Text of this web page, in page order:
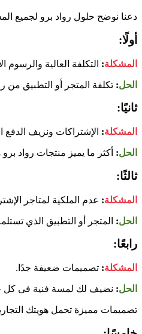
دعنا نوضح حلول رواد برو لجميع المشاكل التي تواجهها أكثر من 96% من التجار
أولًا:
المشكلة: التكلفة العالية والرسوم
الحل: تكلفة المتجر أو التطبيق من
ثانيًا:
المشكلة: الإشتراكات ونزيف الدفع
الحل: أكثر ما يميز منتجات رواد
ثالثًا:
المشكلة: عدم الملكية لمتاجر
الحل: المتجر أو التطبيق الذي
رابعًا:
المشكلة: تصميمات ضعيفة جدًا.
الحل: نضيف لك لمسة فنية فى كل
تصميمات مميزة تحمل هويتك